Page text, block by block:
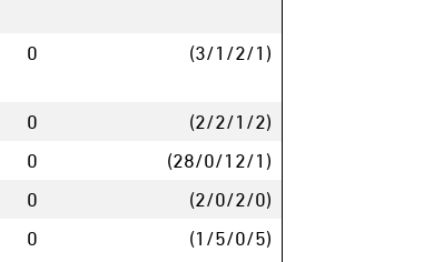
0 (3/1/2/1)
0
(2/2/1/2)
0
(28/0/12/1)
0
(2/0/2/0)
0 (1/5/0/5)